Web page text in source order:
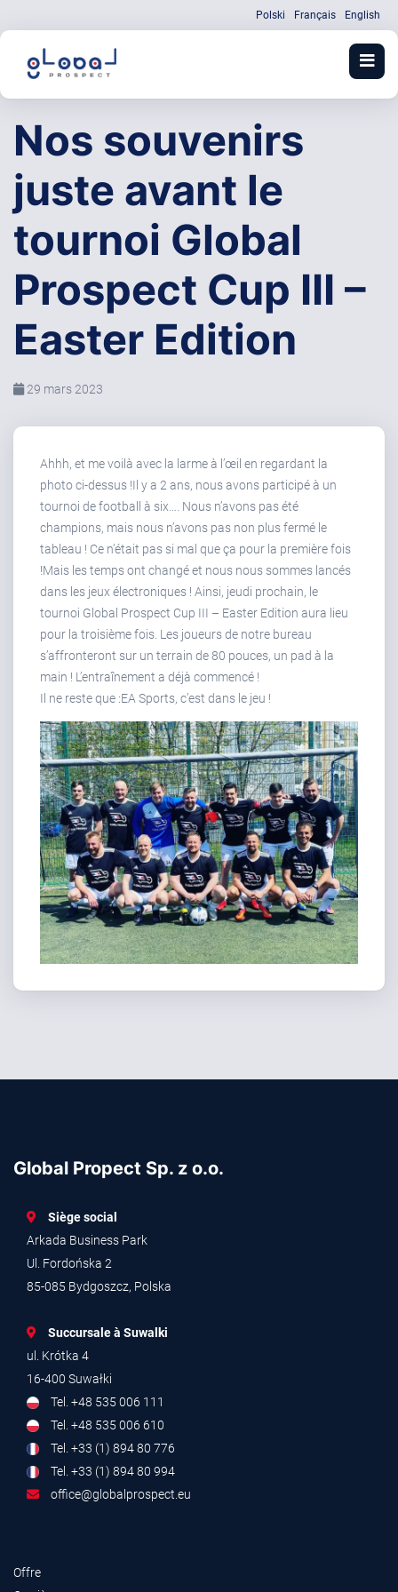
Polski Français English
Nos souvenirs
juste avant le
tournoi Global
Prospect Cup III –
Easter Edition
29 mars 2023
Ahhh, et me voilà avec la larme à l’œil en regardant la
photo ci-dessus !Il y a 2 ans, nous avons participé à un
tournoi de football à six…. Nous n’avons pas été
champions, mais nous n’avons pas non plus fermé le
tableau ! Ce n’était pas si mal que ça pour la première fois
!Mais les temps ont changé et nous nous sommes lancés
dans les jeux électroniques ! Ainsi, jeudi prochain, le
tournoi Global Prospect Cup III – Easter Edition aura lieu
pour la troisième fois. Les joueurs de notre bureau
s’affronteront sur un terrain de 80 pouces, un pad à la
main ! L’entraînement a déjà commencé !
Il ne reste que :EA Sports, c’est dans le jeu !
Global Propect Sp. z o.o.
Siège social
Arkada Business Park
Ul. Fordońska 2
85-085 Bydgoszcz, Polska
Succursale à Suwalki
ul. Krótka 4
16-400 Suwałki
Tel. +48 535 006 111
Tel. +48 535 006 610
Tel. +33 (1) 894 80 776
Tel. +33 (1) 894 80 994
office@globalprospect.eu
Offre